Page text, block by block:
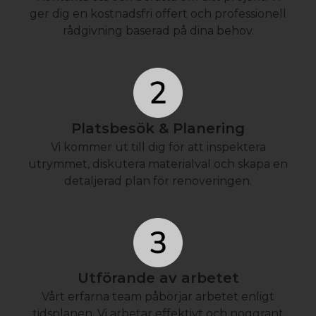
ger dig en kostnadsfri offert och professionell
rådgivning baserad på dina behov.
Platsbesök & Planering
Vi kommer ut till dig för att inspektera
utrymmet, diskutera materialval och skapa en
detaljerad plan för renoveringen.
Utförande av arbetet
Vårt erfarna team påbörjar arbetet enligt